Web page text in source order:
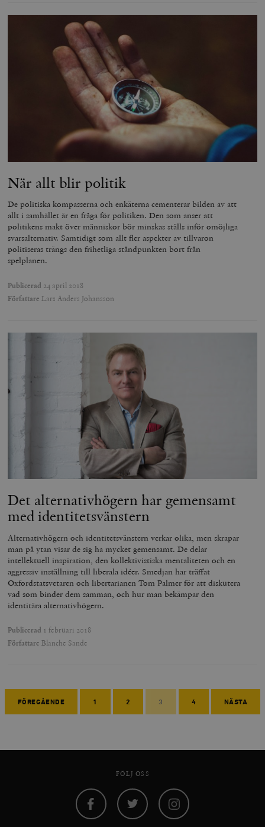
När allt blir politik
De politiska kompasserna och enkäterna cementerar bilden av att
allt i samhället är en fråga för politiken. Den som anser att
politikens makt över människor bör minskas ställs inför omöjliga
svarsalternativ. Samtidigt som allt fler aspekter av tillvaron
politiseras trängs den frihetliga ståndpunkten bort från
spelplanen.
Publicerad 24 april 2018
Författare Lars Anders Johansson
Det alternativhögern har gemensamt
med identitetsvänstern
Alternativhögern och identitetsvänstern verkar olika, men skrapar
man på ytan visar de sig ha mycket gemensamt. De delar
intellektuell inspiration, den kollektivistiska mentaliteten och en
aggressiv inställning till liberala idéer. Smedjan har träffat
Oxfordstatsvetaren och libertarianen Tom Palmer för att diskutera
vad som binder dem samman, och hur man bekämpar den
identitära alternativhögern.
Publicerad 1 februari 2018
Författare Blanche Sande
FÖREGÅENDE 1 2 3 4 NÄSTA
FÖLJ OSS